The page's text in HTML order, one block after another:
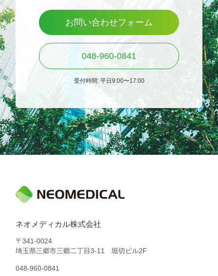
お問い合わせフォーム
048-960-0841
受付時間: 平日9:00〜17:00
ネオメディカル株式会社
〒341-0024
埼玉県三郷市三郷二丁目3-11 堀切ビル2F
048-960-0841